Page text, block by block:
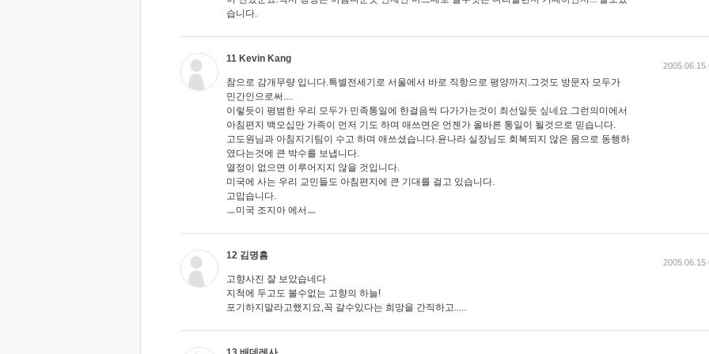
습니다.
11 Kevin Kang
참으로 감개무량 입니다.특별전세기로 서울에서 바로 직항으로 평양까지.그것도 방문자 모두가
민간인으로써....
이렇듯이 평범한 우리 모두가 민족통일에 한걸음씩 다가가는것이 최선일듯 싶네요.그런의미에서
아침편지 백오십만 가족이 먼저 기도 하며 애쓰면은 언젠가 올바른 통일이 될것으로 믿습니다.
고도원님과 아침지기팀이 수고 하며 애쓰셨습니다.윤나라 실장님도 회복되지 않은 몸으로 동행하
였다는것에 큰 박수를 보냅니다.
열정이 없으면 이루어지지 않을 것입니다.
미국에 사는 우리 교민들도 아침편지에 큰 기대를 걸고 있습니다.
고맙습니다.
ㅡ미국 조지아 에서ㅡ
2005.06.15
12 김명흠
고향사진 잘 보았습네다
지척에 두고도 볼수없는 고향의 하늘!
포기하지말라고했지요,꼭 갈수있다는 희망을 간직하고.....
2005.06.15